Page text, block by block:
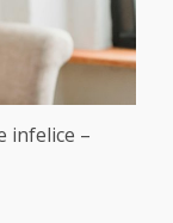
infelice –